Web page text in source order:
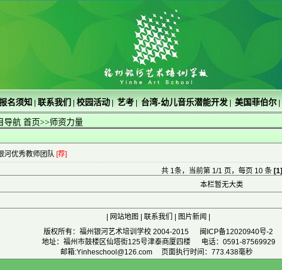
名须知 联系我们 校园活动 艺考 台湾-幼儿音乐潜能开发 美国菲伯尔
导航 首页>>师资力量
河优秀教师团队 [荐]
共 1条，当前第 1/1 页，每页 10 条 [1]
本栏暂无大类
| 网站地图 | 联系我们 | 图片新闻 |
版权所有：福州银河艺术培训学校 2004-2015 闽ICP备12020940号-2
地址：福州市鼓楼区仙塔街125号津泰商厦四楼 电话：0591-87569929
邮箱:Yinheschool@126.com 页面执行时间：773.438毫秒